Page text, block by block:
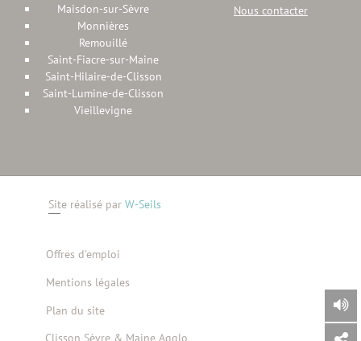
Maisdon-sur-Sèvre
Monnières
Remouillé
Saint-Fiacre-sur-Maine
Saint-Hilaire-de-Clisson
Saint-Lumine-de-Clisson
Vieillevigne
Nous contacter
Site réalisé par W-Seils
Offres d'emploi
Mentions légales
Plan du site
Clisson Sèvre & Maine Agglo